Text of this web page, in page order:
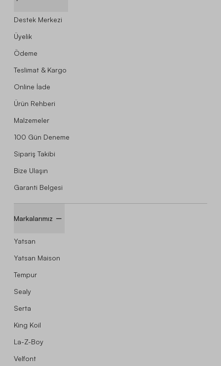
Destek Merkezi
Üyelik
Ödeme
Teslimat & Kargo
Online İade
Ürün Rehberi
Malzemeler
100 Gün Deneme
Sipariş Takibi
Bize Ulaşın
Garanti Belgesi
Markalarımız
Yatsan
Yatsan Maison
Tempur
Sealy
Serta
King Koil
La-Z-Boy
Velfont